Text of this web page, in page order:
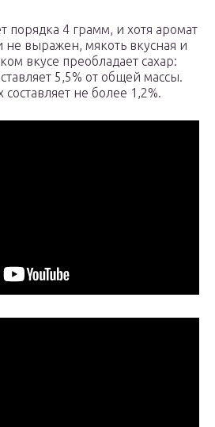
порядка 4 грамм, и хотя аромат
не выражен, мякоть вкусная и
вкусе преобладает сахар:
5,5% от общей массы.
составляет не более 1,2%.